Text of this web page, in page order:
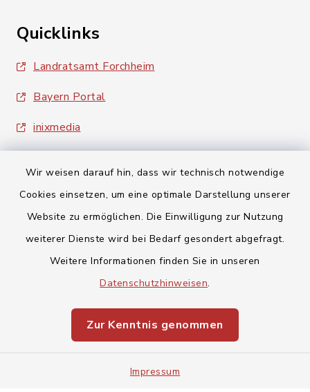
Wir weisen darauf hin, dass wir technisch notwendige
Cookies einsetzen, um eine optimale Darstellung unserer
Website zu ermöglichen. Die Einwilligung zur Nutzung
weiterer Dienste wird bei Bedarf gesondert abgefragt.
Weitere Informationen finden Sie in unseren
Datenschutzhinweisen.
Zur Kenntnis genommen
Impressum
Quicklinks
Landratsamt Forchheim
Bayern Portal
inixmedia
Barrierefreiheit
Impressum
Sitemap